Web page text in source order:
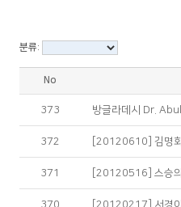
분류:
No
373 방글라데시 Dr.
372 [20120610] 김명
371 [20120516] 스승
370 [20120217] 서경